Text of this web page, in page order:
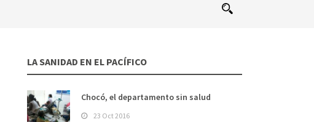
LA SANIDAD EN EL PACÍFICO
Chocó, el departamento sin salud
23 Oct 2016